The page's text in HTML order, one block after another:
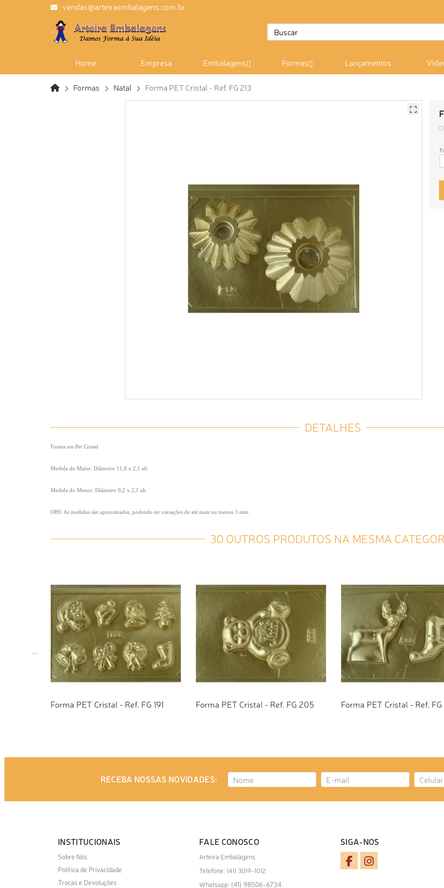
vendas@arteiraembalagens.com.br
Home Empresa Embalagens Formas Lançamentos
Formas Natal Forma PET Cristal - Ref. FG 213
DETALHES
Forma em Pet Cristal
Medida do Maior: Diâmetro 11,8 x 2,1 alt.
Medida do Menor: Diâmetro 9,2 x 2,1 alt.
OBS: As medidas são aproximadas, podendo ter variações de até mais ou menos 3 mm.
30 OUTROS PRODUTOS NA MESMA
Forma PET Cristal - Ref. FG 191 Forma PET Cristal - Ref. FG 205 Forma PET Cristal - Ref.
RECEBA NOSSAS NOVIDADES:
INSTITUCIONAIS
Sobre Nós
Política de Privacidade
Trocas e Devoluções
FALE CONOSCO
Arteira Embalagens
Telefone: (41) 3019-1012
Whatsapp: (41) 98506-6734
SIGA-NOS